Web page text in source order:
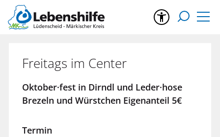
Freitags im Center
Oktober·fest in Dirndl und Leder·hose
Brezeln und Würstchen Eigenanteil 5€
Termin